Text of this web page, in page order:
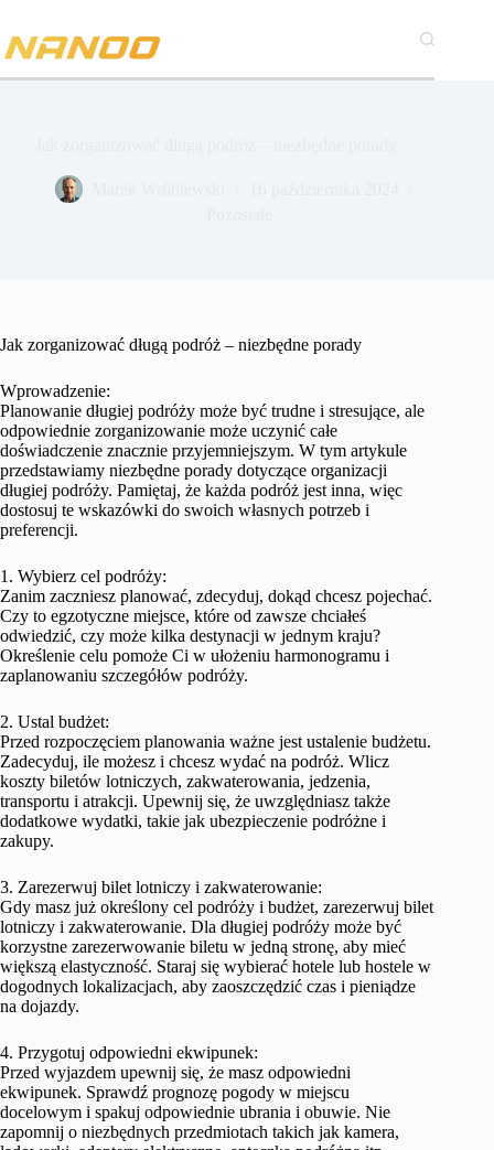
treści
Jak zorganizować długą podróż – niezbędne porady
Wprowadzenie:
Planowanie długiej podróży może być trudne i stresujące, ale
odpowiednie zorganizowanie może uczynić całe
doświadczenie znacznie przyjemniejszym. W tym artykule
przedstawiamy niezbędne porady dotyczące organizacji
długiej podróży. Pamiętaj, że każda podróż jest inna, więc
dostosuj te wskazówki do swoich własnych potrzeb i
preferencji.
1. Wybierz cel podróży:
Zanim zaczniesz planować, zdecyduj, dokąd chcesz pojechać.
Czy to egzotyczne miejsce, które od zawsze chciałeś
odwiedzić, czy może kilka destynacji w jednym kraju?
Określenie celu pomoże Ci w ułożeniu harmonogramu i
zaplanowaniu szczegółów podróży.
2. Ustal budżet:
Przed rozpoczęciem planowania ważne jest ustalenie budżetu.
Zadecyduj, ile możesz i chcesz wydać na podróż. Wlicz
koszty biletów lotniczych, zakwaterowania, jedzenia,
transportu i atrakcji. Upewnij się, że uwzględniasz także
dodatkowe wydatki, takie jak ubezpieczenie podróżne i
zakupy.
3. Zarezerwuj bilet lotniczy i zakwaterowanie:
Gdy masz już określony cel podróży i budżet, zarezerwuj bilet
lotniczy i zakwaterowanie. Dla długiej podróży może być
korzystne zarezerwowanie biletu w jedną stronę, aby mieć
większą elastyczność. Staraj się wybierać hotele lub hostele w
dogodnych lokalizacjach, aby zaoszczędzić czas i pieniądze
na dojazdy.
4. Przygotuj odpowiedni ekwipunek:
Przed wyjazdem upewnij się, że masz odpowiedni
ekwipunek. Sprawdź prognozę pogody w miejscu
docelowym i spakuj odpowiednie ubrania i obuwie. Nie
zapomnij o niezbędnych przedmiotach takich jak kamera,